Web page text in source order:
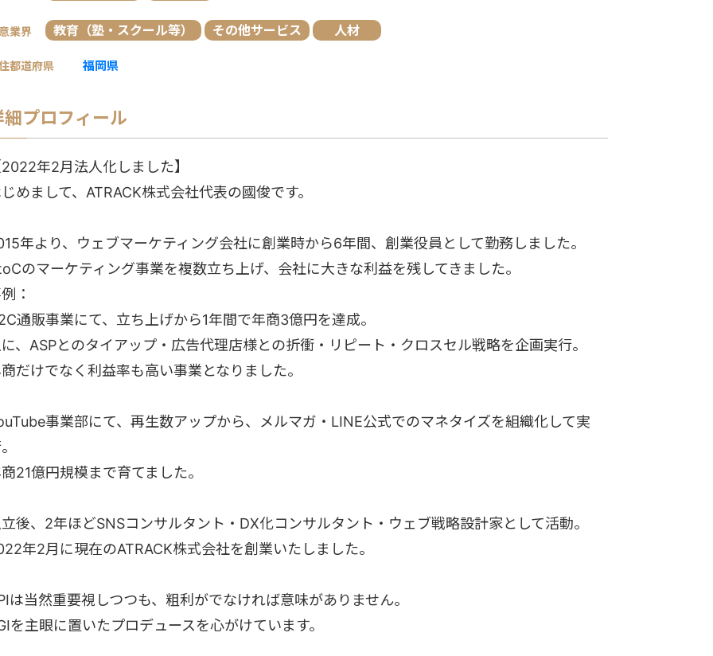
業界 教育（塾・スクール等） その他サービス 人材
都道府県 福岡県
細プロフィール
年2月法人化しました】
めまして、ATRACK株式会社代表の國俊です。
年より、ウェブマーケティング会社に創業時から6年間、創業役員として勤務しました。
のマーケティング事業を複数立ち上げ、会社に大きな利益を残してきました。
：
通販事業にて、立ち上げから1年間で年商3億円を達成。
、ASPとのタイアップ・広告代理店様との折衝・リピート・クロスセル戦略を企画実行。
だけでなく利益率も高い事業となりました。
事業部にて、再生数アップから、メルマガ・LINE公式でのマネタイズを組織化して実
21億円規模まで育てました。
後、2年ほどSNSコンサルタント・DX化コンサルタント・ウェブ戦略設計家として活動。
年2月に現在のATRACK株式会社を創業いたしました。
は当然重要視しつつも、粗利がでなければ意味がありません。
を主眼に置いたプロデュースを心がけています。